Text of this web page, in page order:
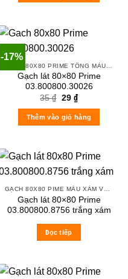
-17%
Gạch lát 80×80 Prime
03.800800.30026
35₫ Original
price
was:
35 ₫.
29 ₫Current
price
is:
29 ₫.
Thêm vào giỏ hàng
Gạch lát 80×80 Prime
03.800800.8756 trắng xám
Đọc tiếp